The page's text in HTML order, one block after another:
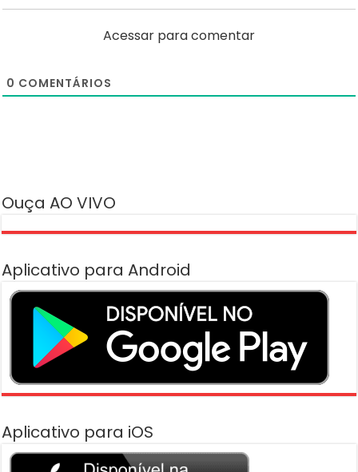
Acessar para comentar
0 COMENTÁRIOS
Ouça AO VIVO
Aplicativo para Android
Aplicativo para iOS